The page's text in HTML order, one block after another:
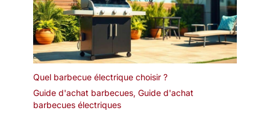
Quel barbecue électrique choisir ?
Guide d'achat barbecues, Guide d'achat
barbecues électriques